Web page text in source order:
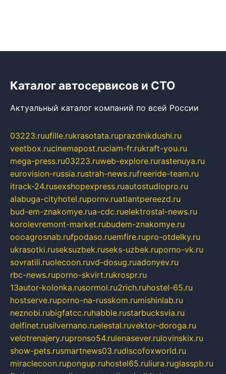
Каталог автосервисов и СТО
Актуальный каталог компаний по всей России
03223.ruufille.rukrasotata.ruprazdnikdushi.ru
veetbox.rucinemapost.ruciam-fr.rukraft-you.ru
mega-press.ru03223.ruweb-explore.rurastenuya.ru
eurovision-russia.rustrah-news.rufreeride-team.ru
itrack-24.rusexshopexpress.ruautostudiopro.ru
alabuga-cityhotel.rupornv.ruatlantpereezd.ru
bud-em-znakomye.rua-cdc.ruelektrostal-news.ru
korolevremont-market.rubudem-znakomye.ru
oooagrosnab.rufpodaso.ruemfire.rupro-otdelky.ru
ukrasotki.ruseksuzbek.ruseks-uzbek.ruporno-vk.ru
sovratili.ruolecoon.ruvd-dosug.ruadonyev.ru
rbc-news.ruporno-skvirt.rukrospr.ru
13autor-kolonka.rusormol.ru2rich.ruhostel-65.ru
hostserve.ruporno-na-russkom.rumishinlab.ru
neznobi.rubigfatcc.ruhabble.rustarbucksvia.ru
delfinet.rusilvernano.ruelestal.ruvektor-doroga.ru
velotrenajery.rupronso54.rulenasever.rulovinskix.ru
show-pets.rusmartnews03.rudiscofoxworld.ru
miraclecoon.rupongup.ruhostel65.ruliura.ruglasspb.ru